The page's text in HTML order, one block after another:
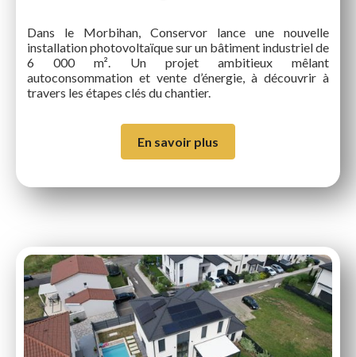
Dans le Morbihan, Conservor lance une nouvelle
installation photovoltaïque sur un bâtiment industriel de
6 000 m². Un projet ambitieux mêlant
autoconsommation et vente d’énergie, à découvrir à
travers les étapes clés du chantier.
En savoir plus